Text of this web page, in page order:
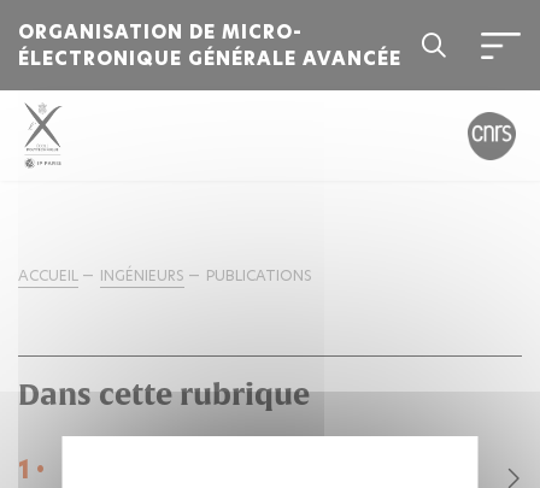
ORGANISATION DE MICRO-
ÉLECTRONIQUE GÉNÉRALE AVANCÉE
ACCUEIL INGÉNIEURS PUBLICATIONS
Dans cette rubrique
1 •